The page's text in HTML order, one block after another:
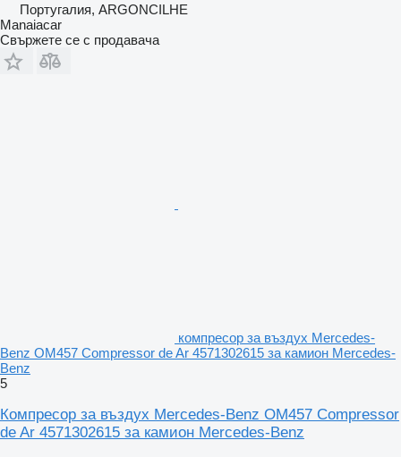
Португалия, ARGONCILHE
Manaiacar
Свържете се с продавача
компресор за въздух Mercedes-
Benz OM457 Compressor de Ar 4571302615 за камион Mercedes-
Benz
5
Компресор за въздух Mercedes-Benz OM457 Compressor
de Ar 4571302615 за камион Mercedes-Benz